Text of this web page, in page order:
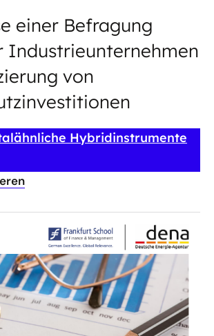
einer Befragung
Industrieunternehmen
von
Hybridinstrumente